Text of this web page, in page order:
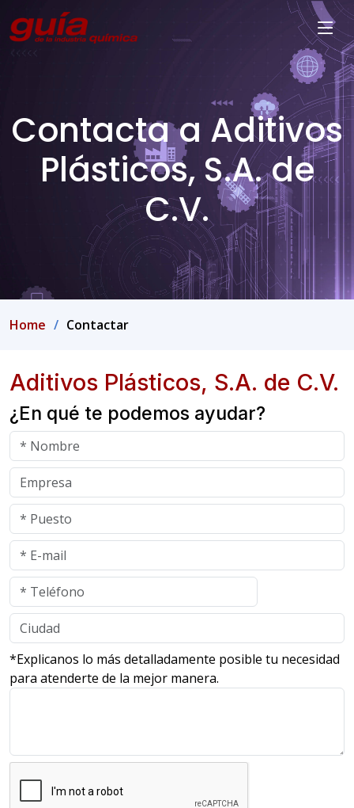
Contacta a Aditivos
Plásticos, S.A. de
C.V.
Home Contactar
Aditivos Plásticos, S.A. de C.V.
¿En qué te podemos ayudar?
*Explicanos lo más detalladamente posible tu necesidad
para atenderte de la mejor manera.